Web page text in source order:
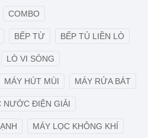
COMBO
BẾP TỪ BẾP TỦ LIỀN LÒ
LÒ VI SÓNG
MÁY HÚT MÙI MÁY RỬA BÁT
NƯỚC ĐIỆN GIẢI
MÁY LỌC KHÔNG KHÍ